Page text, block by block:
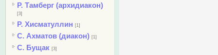
Р. Тамберг (архидиакон)
[3]
Р. Хисматуллин [1]
С. Ахматов (диакон) [1]
С. Бущак [3]